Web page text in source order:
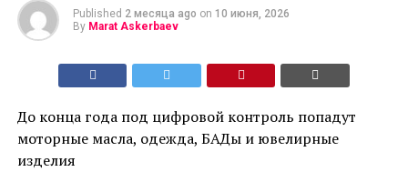
Published 2 месяца ago on 10 июня, 2026
By Marat Askerbaev
До конца года под цифровой контроль попадут
моторные масла, одежда, БАДы и ювелирные
изделия